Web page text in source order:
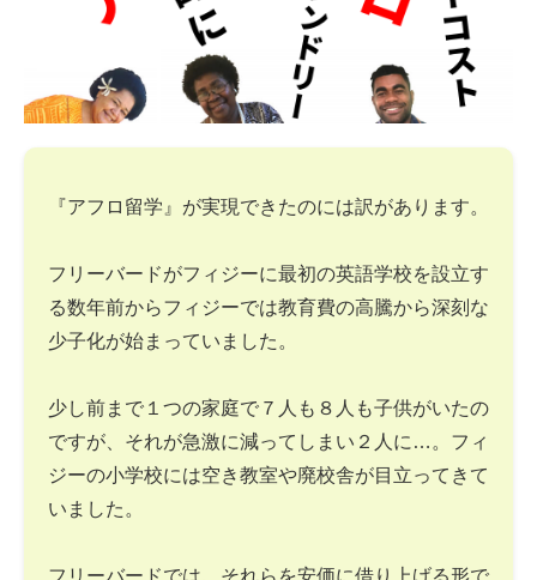
『アフロ留学』が実現できたのには訳があります。
フリーバードがフィジーに最初の英語学校を設立す
る数年前からフィジーでは教育費の高騰から深刻な
少子化が始まっていました。
少し前まで１つの家庭で７人も８人も子供がいたの
ですが、それが急激に減ってしまい２人に…。フィ
ジーの小学校には空き教室や廃校舎が目立ってきて
いました。
フリーバードでは、それらを安価に借り上げる形で